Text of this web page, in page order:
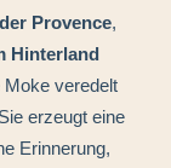
Provence,
Hinterland
Moke veredelt
erzeugt eine
Erinnerung,